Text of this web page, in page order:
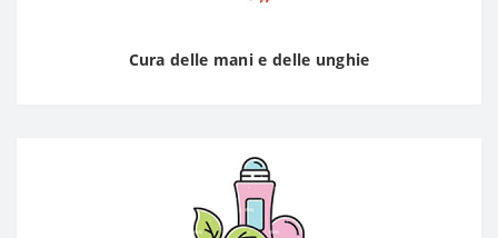
Cura delle mani e delle unghie